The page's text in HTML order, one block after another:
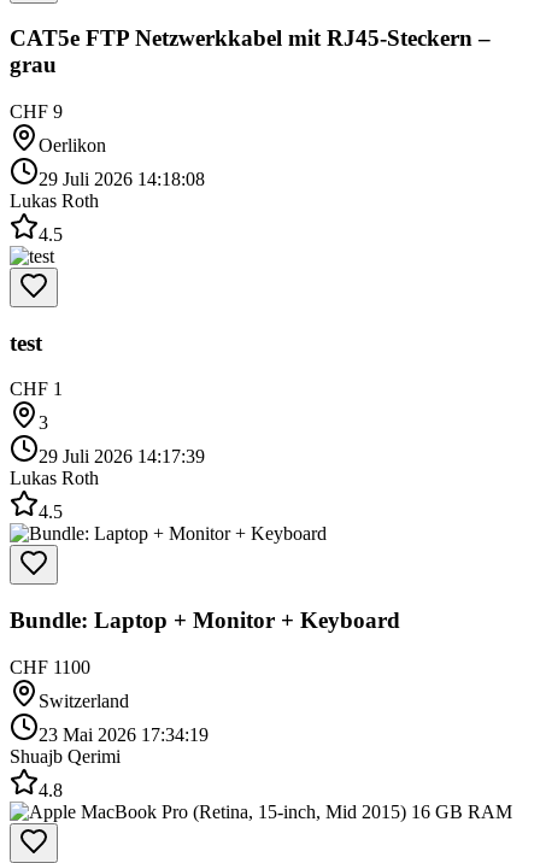
CAT5e FTP Netzwerkkabel mit RJ45-Steckern –
grau
CHF 9
Oerlikon
29 Juli 2026 14:18:08
Lukas Roth
4.5
test
CHF 1
3
29 Juli 2026 14:17:39
Lukas Roth
4.5
Bundle: Laptop + Monitor + Keyboard
CHF 1100
Switzerland
23 Mai 2026 17:34:19
Shuajb Qerimi
4.8